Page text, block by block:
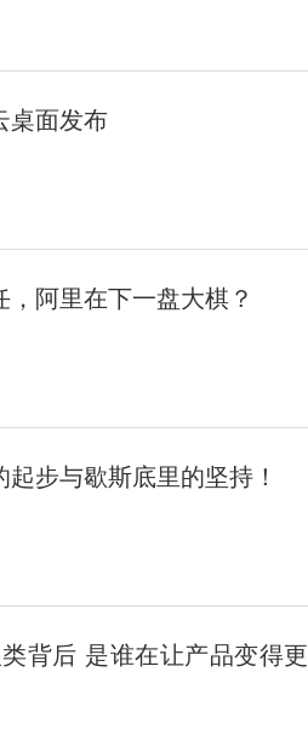
桌面发布
阿里在下一盘大棋？
步与歇斯底里的坚持！
背后 是谁在让产品变得更